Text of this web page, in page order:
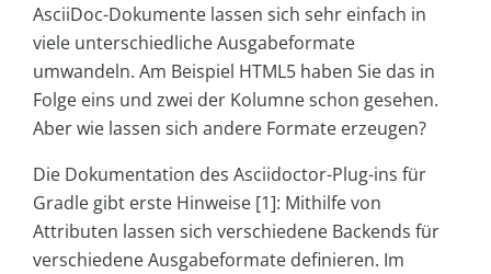
AsciiDoc-Dokumente lassen sich sehr einfach in
viele unterschiedliche Ausgabeformate
umwandeln. Am Beispiel HTML5 haben Sie das in
Folge eins und zwei der Kolumne schon gesehen.
Aber wie lassen sich andere Formate erzeugen?
Die Dokumentation des Asciidoctor-Plug-ins für
Gradle gibt erste Hinweise [1]: Mithilfe von
Attributen lassen sich verschiedene Backends für
verschiedene Ausgabeformate definieren. Im